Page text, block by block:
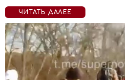
ЧИТАТЬ ДАЛЕЕ